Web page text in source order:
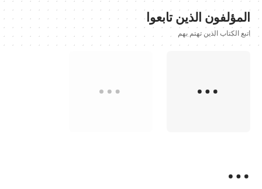
المؤلفون الذين تابعوا
اتبع الكتاب الذين تهتم بهم